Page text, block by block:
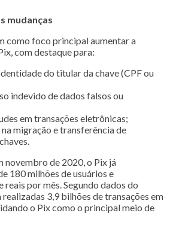
mudanças
como foco principal aumentar a
com destaque para:
do titular da chave (CPF ou
indevido de dados falsos ou
em transações eletrônicas;
migração e transferência de
novembro de 2020, o Pix já
180 milhões de usuários e
por mês. Segundo dados do
3,9 bilhões de transações em
o Pix como o principal meio de